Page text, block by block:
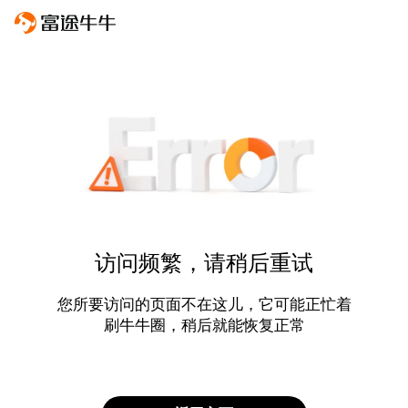
访问频繁，请稍后重试
您所要访问的页面不在这儿，它可能正忙着
刷牛牛圈，稍后就能恢复正常